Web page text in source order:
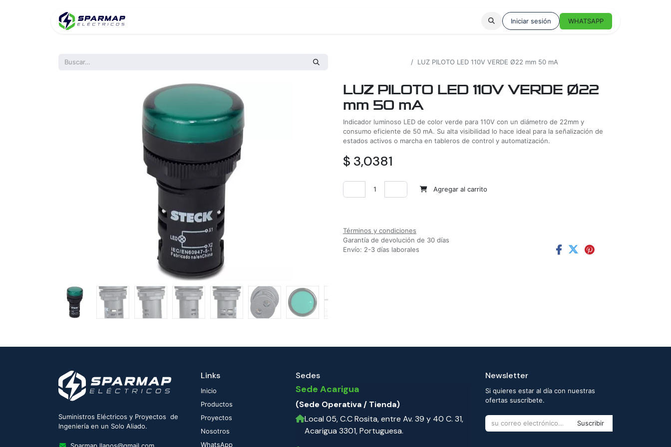
Iniciar sesión WHATSAPP
LUZ PILOTO LED 110V VERDE Ø22 mm 50 mA
LUZ PILOTO LED 110V VERDE Ø22
mm 50 mA
Indicador luminoso LED de color verde para 110V con un diámetro de 22mm y
consumo eficiente de 50 mA. Su alta visibilidad lo hace ideal para la señalización de
estados activos o marcha en tableros de control y automatización.
$ 3,0381
Agregar al carrito
Términos y condiciones
Garantía de devolución de 30 días
Envío: 2-3 días laborales
Suministros Eléctricos y Proyectos de
Ingeniería en un Solo Aliado.
Sparmap.llanos@gmail.com
Links
Inicio
Productos
Proyectos
Nosotros
WhatsApp
Sedes
Sede Acarigua
(Sede Operativa / Tienda)
Local 05, C.C Rosita, entre Av. 39 y 40 C. 31,
Acarigua 3301, Portuguesa.
Newsletter
Si quieres estar al día con nuestras
ofertas suscríbete.
Suscribir